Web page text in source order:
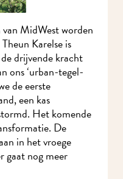
MidWest worden
Karelse is
drijvende kracht
ons ‘urban-tegel-
de eerste
een kas
Het komende
De
in het vroege
gaat nog meer